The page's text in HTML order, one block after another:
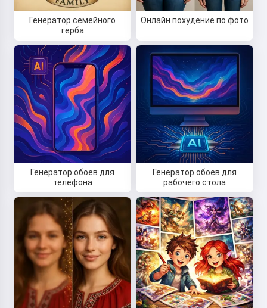
Генератор семейного
герба
Онлайн похудение по фото
Генератор обоев для
телефона
Генератор обоев для
рабочего стола